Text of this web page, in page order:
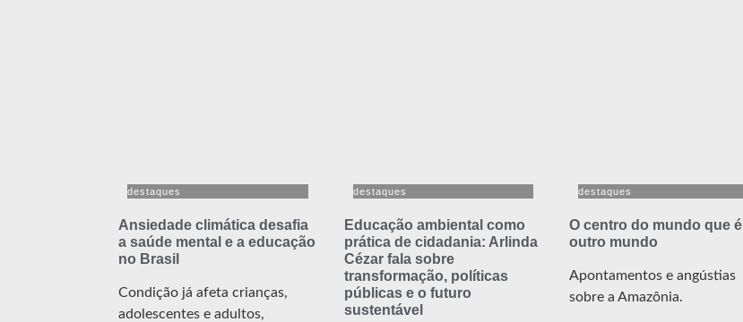
destaques
Ansiedade climática desafia
a saúde mental e a educação
no Brasil
Condição já afeta crianças,
adolescentes e adultos,
destaques
Educação ambiental como
prática de cidadania: Arlinda
Cézar fala sobre
transformação, políticas
públicas e o futuro
sustentável
destaques
O centro do mundo que é
outro mundo
Apontamentos e angústias
sobre a Amazônia.